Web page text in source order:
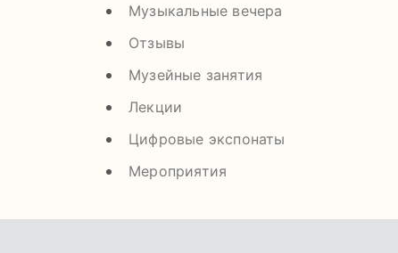
Музыкальные вечера
Отзывы
Музейные занятия
Лекции
Цифровые экспонаты
Мероприятия